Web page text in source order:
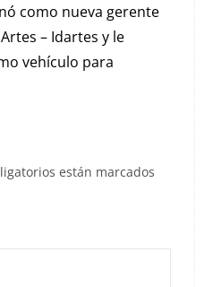
como nueva gerente
– Idartes y le
vehículo para
están marcados